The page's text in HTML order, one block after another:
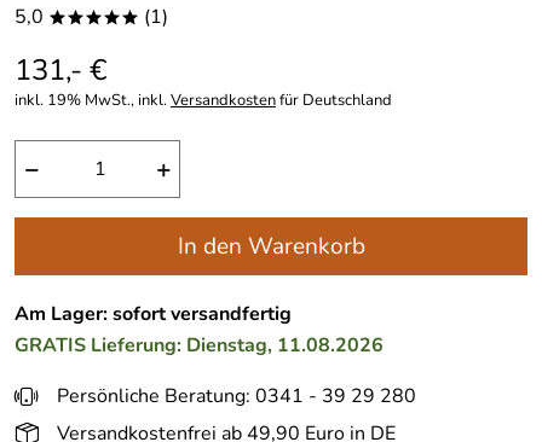
5,0 ***** (1)
131,- €
inkl. 19% MwSt., inkl.Versandkostenfür Deutschland
− +
In den Warenkorb
Am Lager: sofort versandfertig
GRATIS Lieferung: Dienstag, 11.08.2026
Persönliche Beratung: 0341 - 39 29 280
Versandkostenfrei ab 49,90 Euro in DE